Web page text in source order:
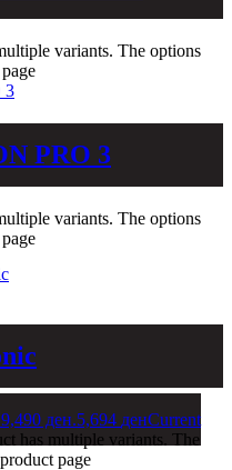
variants. The options
PRO 3
variants. The options
ден.5,694 денCurrent
has multiple variants. The
page